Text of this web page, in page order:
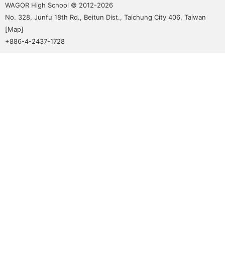
WAGOR High School © 2012-2026
No. 328, Junfu 18th Rd., Beitun Dist., Taichung City 406, Taiwan
[Map]
+886-4-2437-1728